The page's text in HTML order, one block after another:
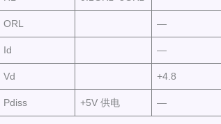
ORL —
Id —
Vd +4.8
Pdiss +5V 供电 —